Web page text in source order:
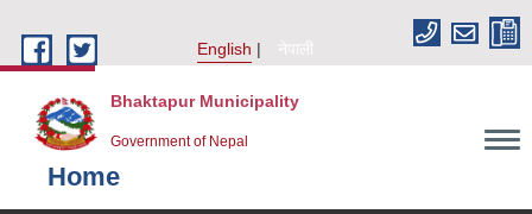
English
नेपाली
Bhaktapur Municipality
Government of Nepal
Home